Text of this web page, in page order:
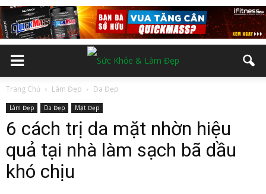
Trang Chủ Làm Đẹp Da Đẹp
Làm Đẹp Da Đẹp Mặt Đẹp
6 cách trị da mặt nhờn hiệu
quả tại nhà làm sạch bã dầu
khó chịu